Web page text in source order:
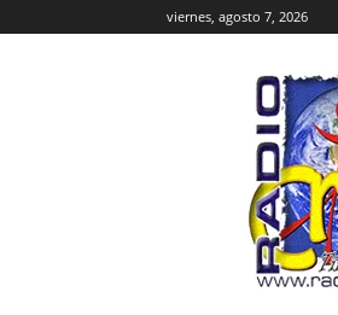
viernes, agosto 7, 2026